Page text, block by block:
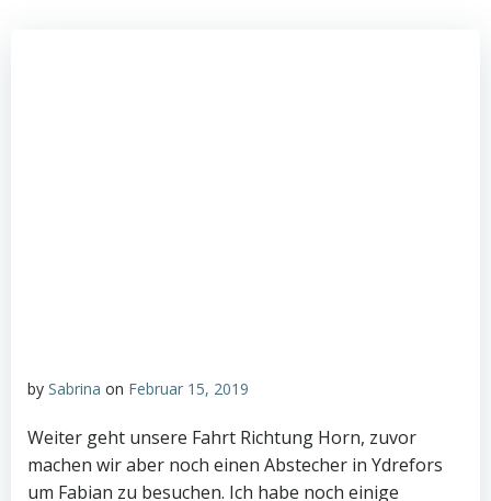
by Sabrina on Februar 15, 2019
Weiter geht unsere Fahrt Richtung Horn, zuvor
machen wir aber noch einen Abstecher in Ydrefors
um Fabian zu besuchen. Ich habe noch einige